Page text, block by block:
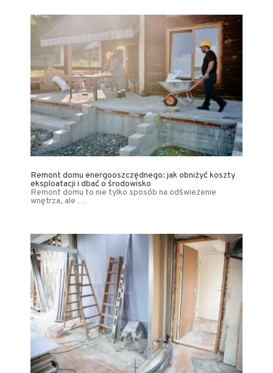
Remont domu energooszczędnego: jak obniżyć koszty
eksploatacji i dbać o środowisko
Remont domu to nie tylko sposób na odświeżenie
wnętrza, ale …